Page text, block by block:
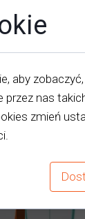
aby
nas
zmień